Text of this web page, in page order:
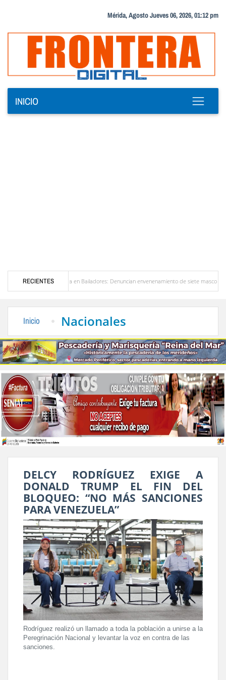
Mérida, Agosto Jueves 06, 2026, 01:12 pm
INICIO
RECIENTES
Alerta en Bailadores: Denuncian envenenamiento de siete mascotas en El Rincón de
Inicio Nacionales
DELCY RODRÍGUEZ EXIGE A
DONALD TRUMP EL FIN DEL
BLOQUEO: “NO MÁS SANCIONES
PARA VENEZUELA”
Rodríguez realizó un llamado a toda la población a unirse a la
Peregrinación Nacional y levantar la voz en contra de las
sanciones.